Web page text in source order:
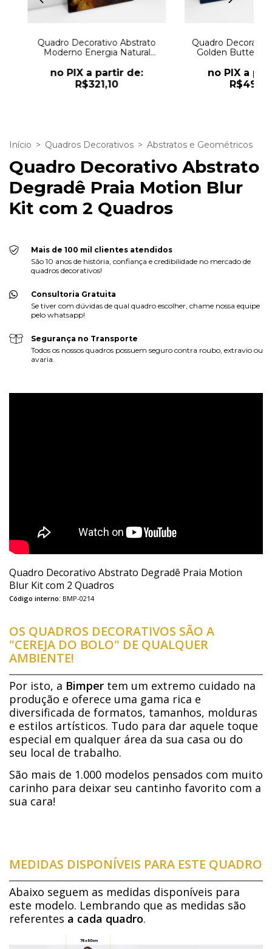
Quadro Decorativo Abstrato
Moderno Energia Natural
no PIX a partir de:
R$321,10
Quadro
Golden Butterfly
no PIX a
Início > Quadros Decorativos > Abstratos e Geométricos
Quadro Decorativo Abstrato
Degradê Praia Motion Blur
Kit com 2 Quadros
Mais de 100 mil clientes atendidos
São 10 anos de história, confiança e credibilidade no mercado de
quadros decorativos!
Consultoria Gratuita
Se tiver com dúvidas de qual quadro escolher, chame nossa equipe
pelo whatsapp!
Segurança no Transporte
Todos os nossos quadros possuem seguro contra roubo, extravio ou
avaria.
Quadro Decorativo Abstrato Degradê Praia Motion
Blur Kit com 2 Quadros
Código interno: BMP-0214
OS QUADROS DECORATIVOS SÃO A
"CEREJA DO BOLO" DE QUALQUER
AMBIENTE!
Por isto, a Bimper tem um extremo cuidado na
produção e oferece uma gama rica e
diversificada de formatos, tamanhos, molduras
e estilos artísticos. Tudo para dar aquele toque
especial em qualquer área da sua casa ou do
seu local de trabalho.
São mais de 1.000 modelos pensados com muito
carinho para deixar seu cantinho favorito com a
sua cara!
MEDIDAS DISPONÍVEIS PARA ESTE QUADRO
Abaixo seguem as medidas disponíveis para
este modelo. Lembrando que as medidas são
referentes a cada quadro.